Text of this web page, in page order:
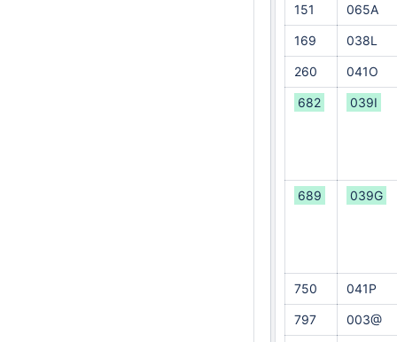
151 065A
169 038L
260 041O
682 039I
689 039G
750 041P
797 003@